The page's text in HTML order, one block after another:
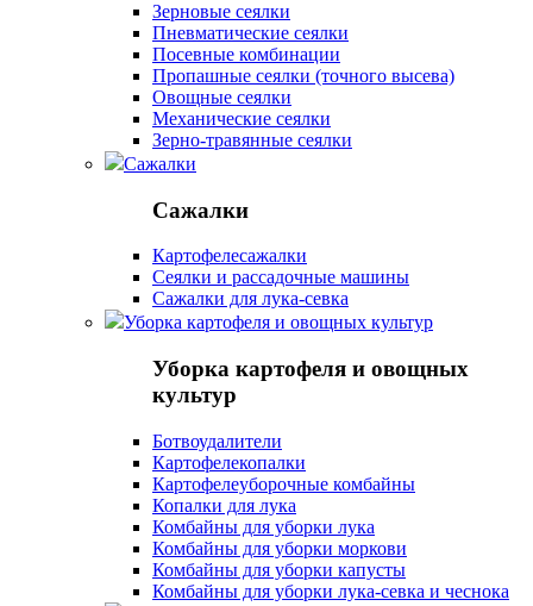
Зерновые сеялки
Пневматические сеялки
Посевные комбинации
Пропашные сеялки (точного высева)
Овощные сеялки
Механические сеялки
Зерно-травянные сеялки
Сажалки
Сажалки
Картофелесажалки
Сеялки и рассадочные машины
Сажалки для лука-севка
Уборка картофеля и овощных культур
Уборка картофеля и овощных
культур
Ботвоудалители
Картофелекопалки
Картофелеуборочные комбайны
Копалки для лука
Комбайны для уборки лука
Комбайны для уборки моркови
Комбайны для уборки капусты
Комбайны для уборки лука-севка и чеснока